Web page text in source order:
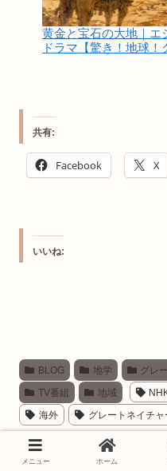
黄金と宝石の大地｜エ
ドラマ【驚き！地球！
共有:
Facebook X
いいね:
BLOG 地学 グレ
TV番組 地域
海外 グレートネイチャ
スポ
メニュー ホーム